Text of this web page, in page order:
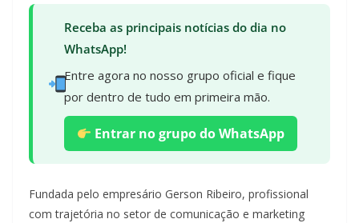
Receba as principais notícias do dia no
WhatsApp!
Entre agora no nosso grupo oficial e fique
por dentro de tudo em primeira mão.
Entrar no grupo do WhatsApp
Fundada pelo empresário Gerson Ribeiro, profissional
com trajetória no setor de comunicação e marketing